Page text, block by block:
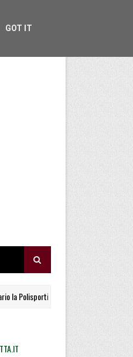
Galli debutta ad Alcamo
GOT IT